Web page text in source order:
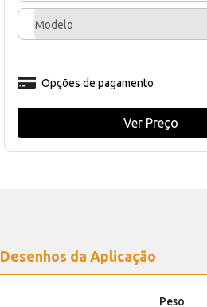
Modelo
Opções de pagamento
Ver Preço
Desenhos da Aplicação
Peso